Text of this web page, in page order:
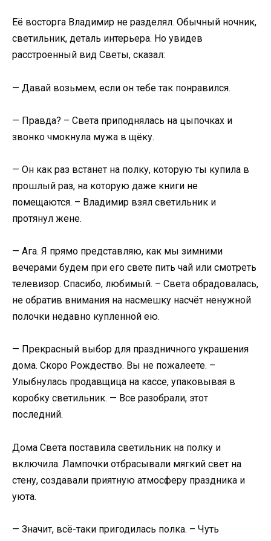
Её восторга Владимир не разделял. Обычный ночник,
светильник, деталь интерьера. Но увидев
расстроенный вид Светы, сказал:
— Давай возьмем, если он тебе так понравился.
— Правда? – Света приподнялась на цыпочках и
звонко чмокнула мужа в щёку.
— Он как раз встанет на полку, которую ты купила в
прошлый раз, на которую даже книги не
помещаются. – Владимир взял светильник и
протянул жене.
— Ага. Я прямо представляю, как мы зимними
вечерами будем при его свете пить чай или смотреть
телевизор. Спасибо, любимый. – Света обрадовалась,
не обратив внимания на насмешку насчёт ненужной
полочки недавно купленной ею.
— Прекрасный выбор для праздничного украшения
дома. Скоро Рождество. Вы не пожалеете. –
Улыбнулась продавщица на кассе, упаковывая в
коробку светильник. — Все разобрали, этот
последний.
Дома Света поставила светильник на полку и
включила. Лампочки отбрасывали мягкий свет на
стену, создавали приятную атмосферу праздника и
уюта.
— Значит, всё-таки пригодилась полка. – Чуть